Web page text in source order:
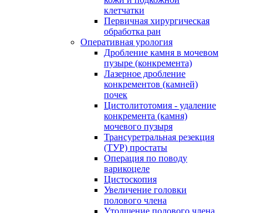
клетчатки
Первичная хирургическая
обработка ран
Оперативная урология
Дробление камня в мочевом
пузыре (конкремента)
Лазерное дробление
конкрементов (камней)
почек
Цистолитотомия - удаление
конкремента (камня)
мочевого пузыря
Трансуретральная резекция
(ТУР) простаты
Операция по поводу
варикоцеле
Цистоскопия
Увеличение головки
полового члена
Утолщение полового члена